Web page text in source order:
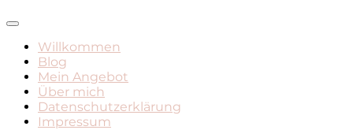
Willkommen
Blog
Mein Angebot
Über mich
Datenschutzerklärung
Impressum